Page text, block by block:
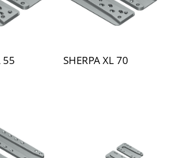
55 SHERPA XL 70